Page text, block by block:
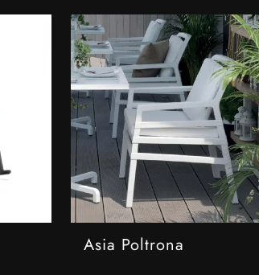
Asia Poltrona